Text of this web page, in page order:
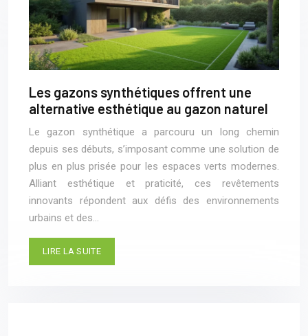
Les gazons synthétiques offrent une
alternative esthétique au gazon naturel
Le gazon synthétique a parcouru un long chemin
depuis ses débuts, s’imposant comme une solution de
plus en plus prisée pour les espaces verts modernes.
Alliant esthétique et praticité, ces revêtements
innovants répondent aux défis des environnements
urbains et des…
LIRE LA SUITE